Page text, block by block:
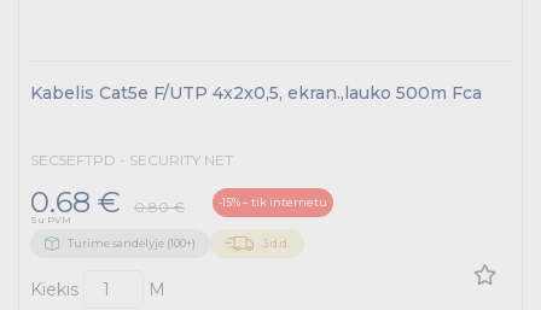
Kabelis Cat5e F/UTP 4x2x0,5, ekran.,lauko 500m Fca
SEC5EFTPD - SECURITY NET
0.68 € 0.80 € -15% – tik internetu
Su PVM
Turime sandėlyje (100+) 3 d.d.
Kiekis M